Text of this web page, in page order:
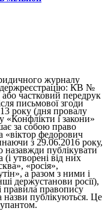
журналу
держреєстрацію: КВ №
частковий передрук
письмової згоди
року (дня провалу
«Конфлікти і закони»
за собою право
«віктор федорович
з 29.06.2016 року,
назавжди публікувати
(і утворені від них
«росія»,
а разом з ними і
держустанови росії),
правопису
назви публікуються. Це